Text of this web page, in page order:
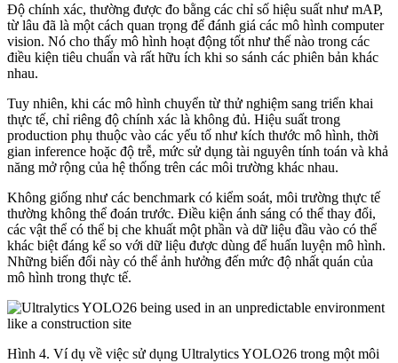
Độ chính xác, thường được đo bằng các chỉ số hiệu suất như mAP,
từ lâu đã là một cách quan trọng để đánh giá các mô hình computer
vision. Nó cho thấy mô hình hoạt động tốt như thế nào trong các
điều kiện tiêu chuẩn và rất hữu ích khi so sánh các phiên bản khác
nhau.
Tuy nhiên, khi các mô hình chuyển từ thử nghiệm sang triển khai
thực tế, chỉ riêng độ chính xác là không đủ. Hiệu suất trong
production phụ thuộc vào các yếu tố như kích thước mô hình, thời
gian inference hoặc độ trễ, mức sử dụng tài nguyên tính toán và khả
năng mở rộng của hệ thống trên các môi trường khác nhau.
Không giống như các benchmark có kiểm soát, môi trường thực tế
thường không thể đoán trước. Điều kiện ánh sáng có thể thay đổi,
các vật thể có thể bị che khuất một phần và dữ liệu đầu vào có thể
khác biệt đáng kể so với dữ liệu được dùng để huấn luyện mô hình.
Những biến đổi này có thể ảnh hưởng đến mức độ nhất quán của
mô hình trong thực tế.
Hình 4. Ví dụ về việc sử dụng Ultralytics YOLO26 trong một môi